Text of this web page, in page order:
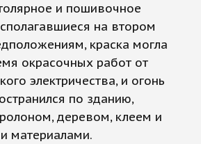
и пошивочное
на втором
краска могла
окрасочных работ от
электричества, и огонь
по зданию,
деревом, клеем и
материалами.